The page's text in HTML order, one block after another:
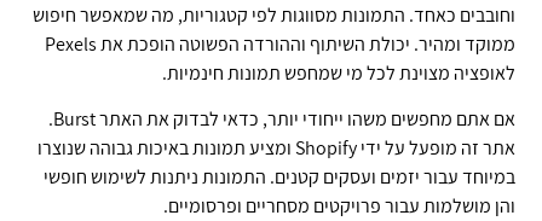
וחובבים כאחד. התמונות מסווגות לפי קטגוריות, מה שמאפשר חיפוש
ממוקד ומהיר. יכולת השיתוף וההורדה הפשוטה הופכת את Pexels
לאופציה מצוינת לכל מי שמחפש תמונות חינמיות.
אם אתם מחפשים משהו ייחודי יותר, כדאי לבדוק את האתר Burst.
אתר זה מופעל על ידי Shopify ומציע תמונות באיכות גבוהה שנוצרו
במיוחד עבור יזמים ועסקים קטנים. התמונות ניתנות לשימוש חופשי
והן מושלמות עבור פרויקטים מסחריים ופרסומיים.